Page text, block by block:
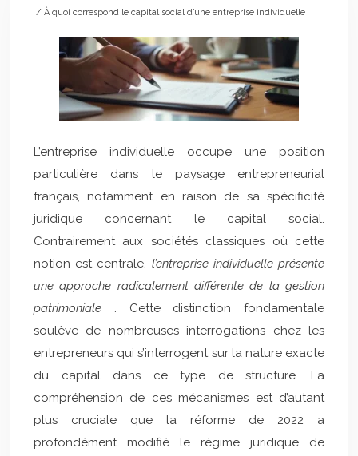
/ À quoi correspond le capital social d’une entreprise individuelle
L’entreprise individuelle occupe une position
particulière dans le paysage entrepreneurial
français, notamment en raison de sa spécificité
juridique concernant le capital social.
Contrairement aux sociétés classiques où cette
notion est centrale, l’entreprise individuelle présente
une approche radicalement différente de la gestion
patrimoniale . Cette distinction fondamentale
soulève de nombreuses interrogations chez les
entrepreneurs qui s’interrogent sur la nature exacte
du capital dans ce type de structure. La
compréhension de ces mécanismes est d’autant
plus cruciale que la réforme de 2022 a
profondément modifié le régime juridique de